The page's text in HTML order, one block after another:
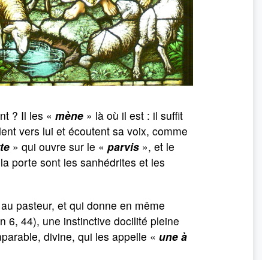
? Il les « mène » là où il est : il suffit
vers lui et écoutent sa voix, comme
» qui ouvre sur le « parvis », et le
porte sont les sanhédrites et les
pasteur, et qui donne en même
6, 44), une instinctive docilité pleine
divine, qui les appelle « une à